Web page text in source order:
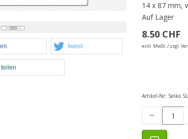
tweet
teilen
14 x 87 mm,
Auf Lager
8.50 CHF
exkl. MwSt. / zzgl.
Artikel-Nr: Seiko